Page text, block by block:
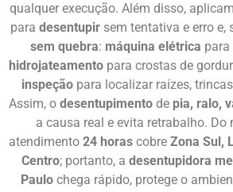
qualquer execução. Além disso,
para desentupir sem tentativa e erro e,
sem quebra: máquina elétrica
hidrojateamento para crostas de
inspeção para localizar raízes,
Assim, o desentupimento de pia, ralo,
a causa real e evita retrabalho. Do
atendimento 24 horas cobre Zona Sul,
Centro; portanto, a desentupidora
Paulochega rápido, protege o